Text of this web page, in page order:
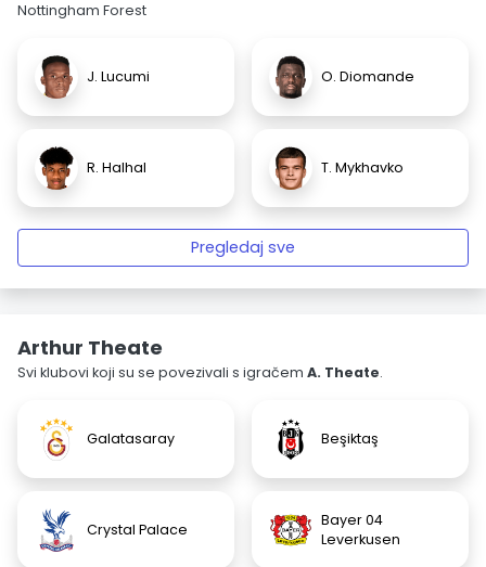
Nottingham Forest
J. Lucumi O. Diomande
R. Halhal T. Mykhavko
Pregledaj sve
Arthur Theate
Svi klubovi koji su se povezivali s igračem A. Theate.
Galatasaray Beşiktaş
Crystal Palace
Bayer 04
Leverkusen